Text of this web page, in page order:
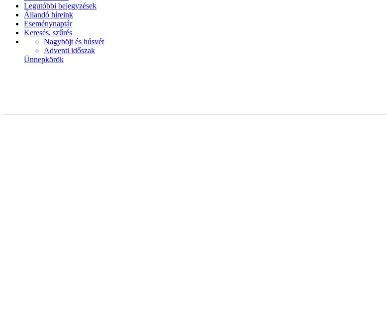
Legutóbbi bejegyzések
Állandó híreink
Eseménynaptár
Keresés, szűrés
Nagyböjt és húsvét
Adventi időszak
Ünnepkörök